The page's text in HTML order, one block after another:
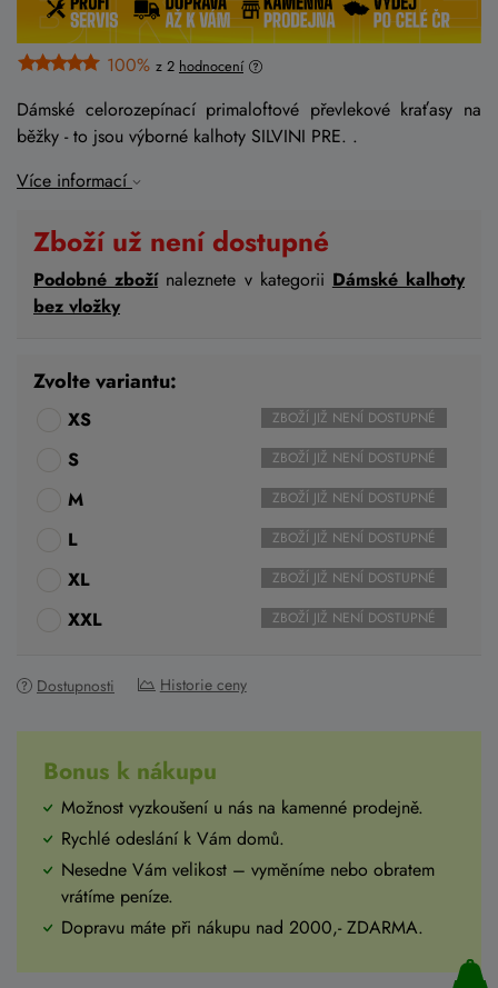
100% z 2 hodnocení
Dámské celorozepínací primaloftové převlekové kraťasy na
běžky - to jsou výborné kalhoty SILVINI PRE. .
Více informací
Zboží už není dostupné
Podobné zbožínaleznete v kategorii Dámské kalhoty
bez vložky
Zvolte variantu:
XS ZBOŽÍ JIŽ NENÍ DOSTUPNÉ
S ZBOŽÍ JIŽ NENÍ DOSTUPNÉ
M ZBOŽÍ JIŽ NENÍ DOSTUPNÉ
L ZBOŽÍ JIŽ NENÍ DOSTUPNÉ
XL ZBOŽÍ JIŽ NENÍ DOSTUPNÉ
XXL ZBOŽÍ JIŽ NENÍ DOSTUPNÉ
Dostupnosti Historie ceny
Bonus k nákupu
Možnost vyzkoušení u nás na kamenné prodejně.
Rychlé odeslání k Vám domů.
Nesedne Vám velikost – vyměníme nebo obratem
vrátíme peníze.
Dopravu máte při nákupu nad 2000,- ZDARMA.